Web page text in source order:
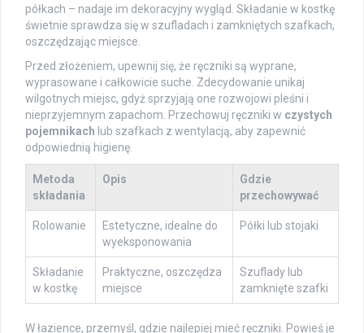
półkach – nadaje im dekoracyjny wygląd. Składanie w kostkę
świetnie sprawdza się w szufladach i zamkniętych szafkach,
oszczędzając miejsce.
Przed złożeniem, upewnij się, że ręczniki są wyprane,
wyprasowane i całkowicie suche. Zdecydowanie unikaj
wilgotnych miejsc, gdyż sprzyjają one rozwojowi pleśni i
nieprzyjemnym zapachom. Przechowuj ręczniki w czystych
pojemnikach lub szafkach z wentylacją, aby zapewnić
odpowiednią higienę.
Metoda
składania
Opis
Gdzie
przechowywać
Rolowanie
Estetyczne, idealne do
wyeksponowania
Półki lub stojaki
Składanie
w kostkę
Praktyczne, oszczędza
miejsce
Szuflady lub
zamknięte szafki
W łazience, przemyśl, gdzie najlepiej mieć ręczniki. Powieś je